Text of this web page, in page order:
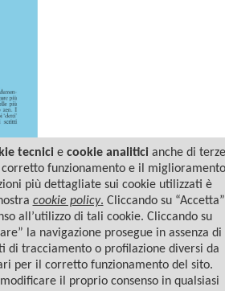
tecnicie cookie analiticianche di terze
funzionamento e il miglioramento
più dettagliate sui cookie utilizzati è
cookie policy. Cliccando su “Accetta”
all’utilizzo di tali cookie. Cliccando su
la navigazione prosegue in assenza di
di tracciamento o profilazione diversi da
per il corretto funzionamento del sito.
il proprio consenso in qualsiasi